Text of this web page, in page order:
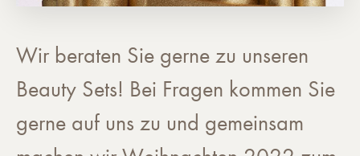
Wir beraten Sie gerne zu unseren
Beauty Sets! Bei Fragen kommen Sie
gerne auf uns zu und gemeinsam